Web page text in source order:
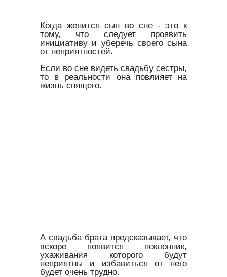
Когда женится сын во сне - это к
тому, что следует проявить
инициативу и уберечь своего сына
от неприятностей.
Если во сне видеть свадьбу сестры,
то в реальности она повлияет на
жизнь спящего.
А свадьба брата предсказывает, что
вскоре появится поклонник,
ухаживания которого будут
неприятны и избавиться от него
будет очень трудно.